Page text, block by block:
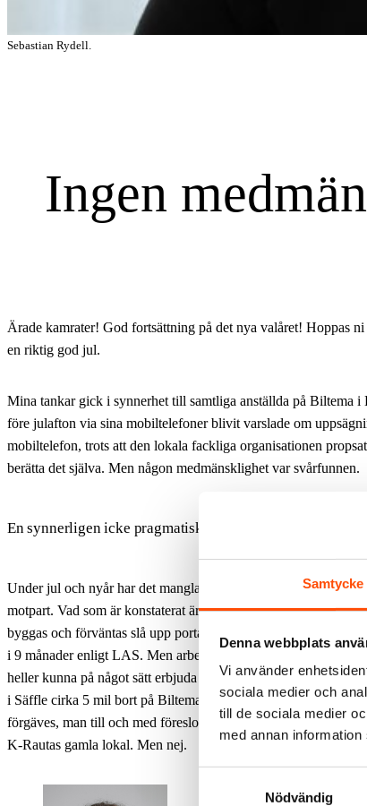
Samtycke
Denna webbplats
Vi använder
sociala medier och
till de sociala medier
med annan
Nödvändig
Sebastian Rydell.
Ingen
Ärade kamrater! God fortsättning på det nya valåret! Hoppas
en riktig god jul.
Mina tankar gick i synnerhet till samtliga anställda på Biltema i
före julafton via sina mobiltelefoner blivit varslade om
mobiltelefon, trots att den lokala fackliga organisationen
berätta det själva. Men någon medmänsklighet var svårfunnen.
En synnerligen icke pragmatisk motpart
Under jul och nyår har det manglats förhandlingar med en
motpart. Vad som är konstaterat är att lokalen Biltema huserat i
byggas och förväntas slå upp portarna om 1 års tid.
i 9 månader enligt LAS. Men arbetsgivarparten var inte villig att
heller kunna på något sätt erbjuda de numera varslade 55
i Säffle cirka 5 mil bort på Biltemas nybyggda varuhus som
förgäves, man till och med föreslog att temporärt husera
K-Rautas gamla lokal. Men nej.